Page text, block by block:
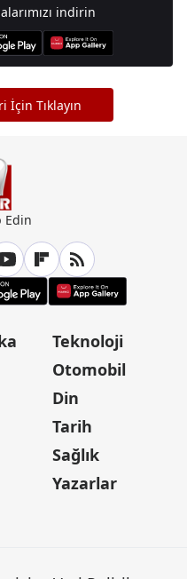
indirin
İçin Tıklayın
Edin
Teknoloji
Otomobil
Din
Tarih
Sağlık
Yazarlar